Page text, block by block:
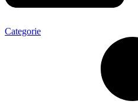
Categorie